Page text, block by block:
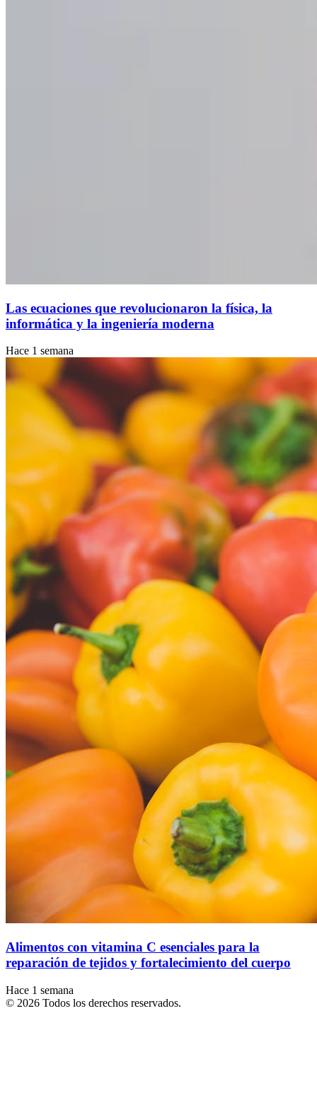
Las ecuaciones que revolucionaron la física, la
informática y la ingeniería moderna
Hace 1 semana
Alimentos con vitamina C esenciales para la
reparación de tejidos y fortalecimiento del cuerpo
Hace 1 semana
© 2026 Todos los derechos reservados.